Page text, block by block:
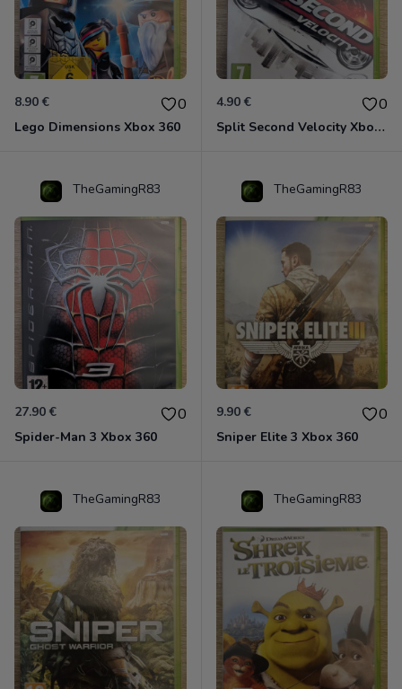
8.90 € 0
Lego Dimensions Xbox 360
4.90 € 0
Split Second Velocity Xbox 360
TheGamingR83
27.90 € 0
Spider-Man 3 Xbox 360
TheGamingR83
9.90 € 0
Sniper Elite 3 Xbox 360
TheGamingR83 TheGamingR83